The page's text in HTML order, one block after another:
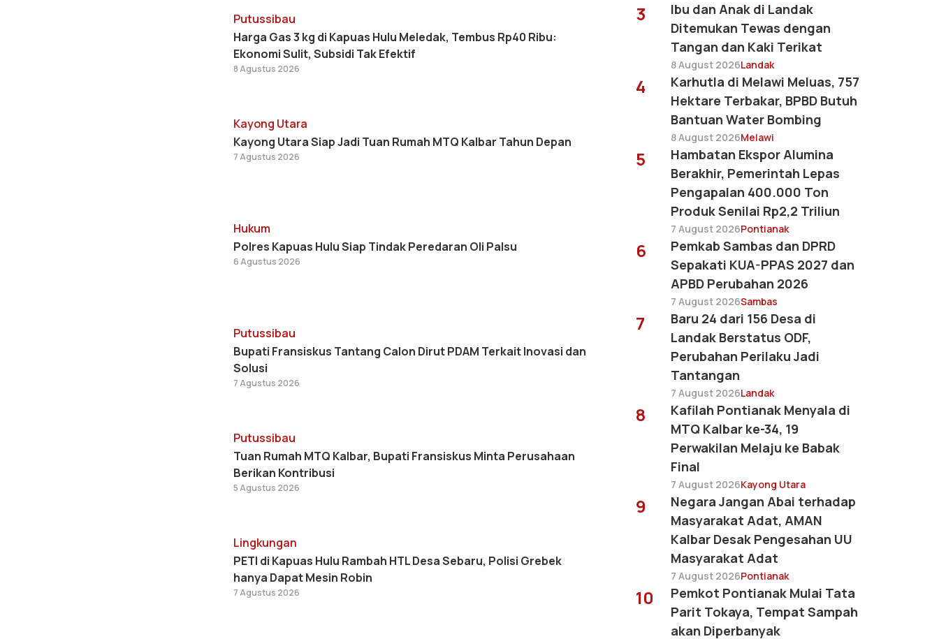
Putussibau
Harga Gas 3 kg di Kapuas Hulu Meledak, Tembus Rp40 Ribu:
Ekonomi Sulit, Subsidi Tak Efektif
8 Agustus 2026
Kayong Utara
Kayong Utara Siap Jadi Tuan Rumah MTQ Kalbar Tahun Depan
7 Agustus 2026
Hukum
Polres Kapuas Hulu Siap Tindak Peredaran Oli Palsu
6 Agustus 2026
Putussibau
Bupati Fransiskus Tantang Calon Dirut PDAM Terkait Inovasi dan
Solusi
7 Agustus 2026
Putussibau
Tuan Rumah MTQ Kalbar, Bupati Fransiskus Minta Perusahaan
Berikan Kontribusi
5 Agustus 2026
Lingkungan
PETI di Kapuas Hulu Rambah HTL Desa Sebaru, Polisi Grebek
hanya Dapat Mesin Robin
7 Agustus 2026
3
Ibu dan Anak di Landak
Ditemukan Tewas dengan
Tangan dan Kaki Terikat
8 August 2026Landak
4
Karhutla di Melawi Meluas, 757
Hektare Terbakar, BPBD Butuh
Bantuan Water Bombing
8 August 2026Melawi
5
Hambatan Ekspor Alumina
Berakhir, Pemerintah Lepas
Pengapalan 400.000 Ton
Produk Senilai Rp2,2 Triliun
7 August 2026Pontianak
6
Pemkab Sambas dan DPRD
Sepakati KUA-PPAS 2027 dan
APBD Perubahan 2026
7 August 2026Sambas
7
Baru 24 dari 156 Desa di
Landak Berstatus ODF,
Perubahan Perilaku Jadi
Tantangan
7 August 2026Landak
8
Kafilah Pontianak Menyala di
MTQ Kalbar ke-34, 19
Perwakilan Melaju ke Babak
Final
7 August 2026Kayong Utara
9
Negara Jangan Abai terhadap
Masyarakat Adat, AMAN
Kalbar Desak Pengesahan UU
Masyarakat Adat
7 August 2026Pontianak
10
Pemkot Pontianak Mulai Tata
Parit Tokaya, Tempat Sampah
akan Diperbanyak